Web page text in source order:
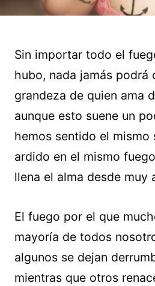
Sin importar todo el
hubo, nada jamás podrá
grandeza de quien ama
aunque esto suene un
hemos sentido el mismo
ardido en el mismo
llena el alma desde muy
El fuego por el que
mayoría de todos
algunos se dejan
mientras que otros